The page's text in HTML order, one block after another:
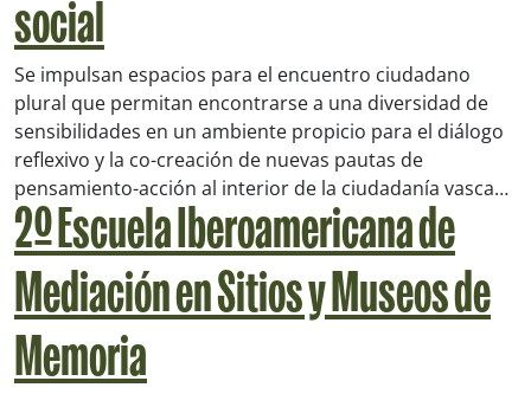
social
Se impulsan espacios para el encuentro ciudadano
plural que permitan encontrarse a una diversidad de
sensibilidades en un ambiente propicio para el diálogo
reflexivo y la co-creación de nuevas pautas de
pensamiento-acción al interior de la ciudadanía vasca…
2º Escuela Iberoamericana de
Mediación en Sitios y Museos de
Memoria